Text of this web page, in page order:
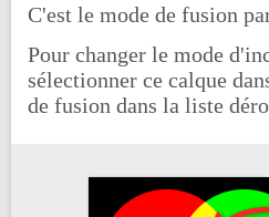
C'est le mode de fusion
Pour changer le mode
sélectionner ce calque
de fusion dans la liste